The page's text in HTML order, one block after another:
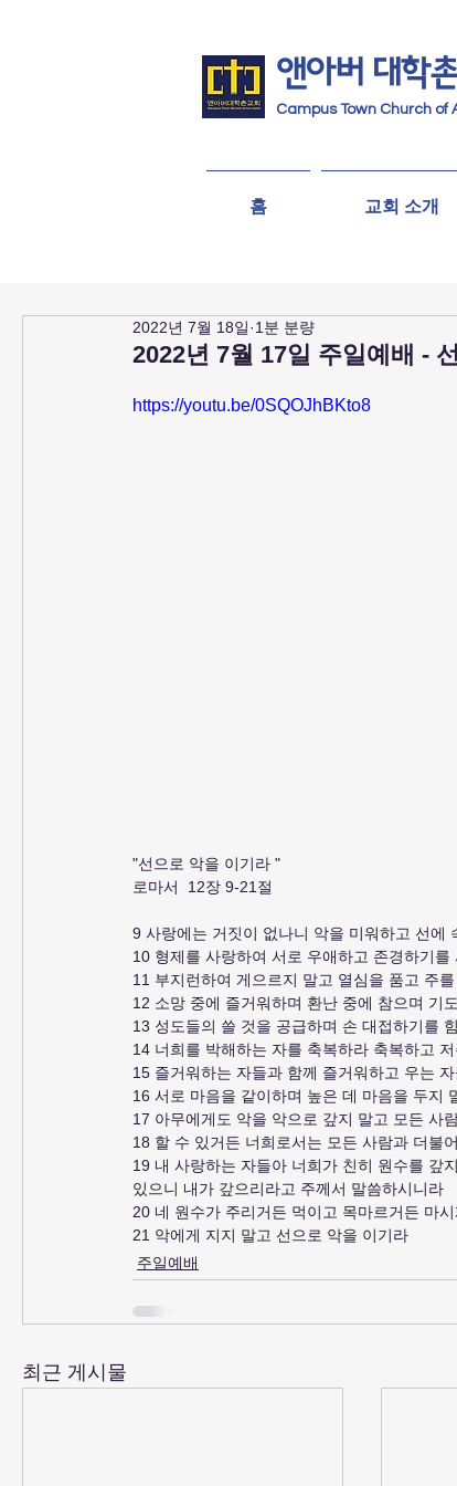
앤아버 대학
Campus Town Church of
홈 교회 소개
2022년 7월 17일 주일예배 -
2022년 7월 18일 1분 분량
https://youtu.be/0SQOJhBKto8
"선으로 악을 이기라 "
로마서  12장 9-21절
9 사랑에는 거짓이 없나니 악을 미워하고 선에
10 형제를 사랑하여 서로 우애하고 존경하기를
11 부지런하여 게으르지 말고 열심을 품고 주
12 소망 중에 즐거워하며 환난 중에 참으며 기
13 성도들의 쓸 것을 공급하며 손 대접하기를
14 너희를 박해하는 자를 축복하라 축복하고
15 즐거워하는 자들과 함께 즐거워하고 우는
16 서로 마음을 같이하며 높은 데 마음을 두지
17 아무에게도 악을 악으로 갚지 말고 모든 사
18 할 수 있거든 너희로서는 모든 사람과 더불
19 내 사랑하는 자들아 너희가 친히 원수를 갚
있으니 내가 갚으리라고 주께서 말씀하시니라
20 네 원수가 주리거든 먹이고 목마르거든 마
21 악에게 지지 말고 선으로 악을 이기라
주일예배
최근 게시물